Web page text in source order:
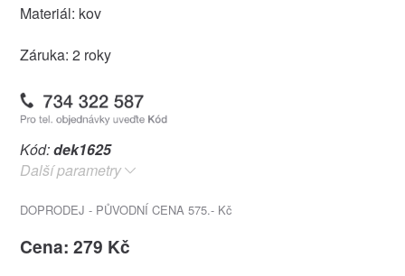
Materiál: kov
Záruka: 2 roky
Kód:dek1625
Další parametry
DOPRODEJ - PŮVODNÍ CENA 575.- Kč
Cena: 279 Kč